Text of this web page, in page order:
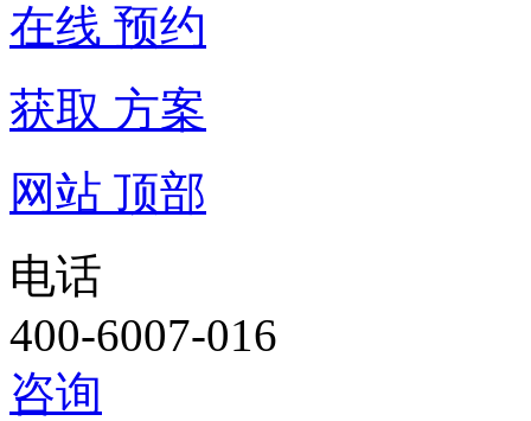
在线 预约
获取 方案
网站 顶部
电话
400-6007-016
咨询